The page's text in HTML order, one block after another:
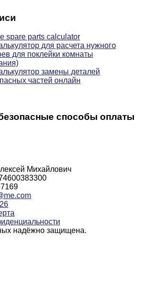
spare parts calculator
для расчета нужного
для поклейки комнаты
замены деталей
частей онлайн
способы оплаты
Михайлович
надёжно защищена.